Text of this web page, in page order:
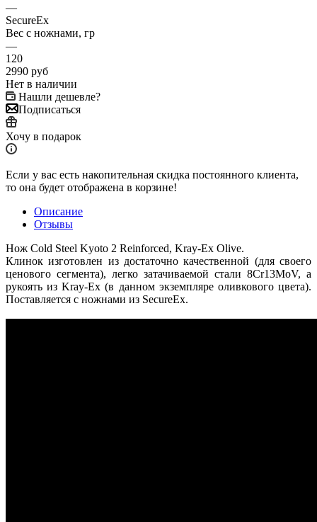
—
SecureEx
Вес с ножнами, гр
—
120
2990 руб
Нет в наличии
Нашли дешевле?
Подписаться
Хочу в подарок
Если у вас есть накопительная скидка постоянного клиента,
то она будет отображена в корзине!
Описание
Отзывы
Нож Cold Steel Kyoto 2 Reinforced, Kray-Ex Olive.
Клинок изготовлен из достаточно качественной (для своего
ценового сегмента), легко затачиваемой стали 8Cr13MoV, а
рукоять из Kray-Ex (в данном экземпляре оливкового цвета).
Поставляется с ножнами из SecureEx.